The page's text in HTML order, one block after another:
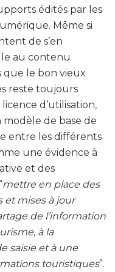
édités par les
Même si
de s’en
au contenu
que le bon vieux
reste toujours
d’utilisation,
de base de
entre les différents
une évidence à
et des
mettre en place des
et mises à jour
de l’information
à la
saisie et à une
touristiques”.